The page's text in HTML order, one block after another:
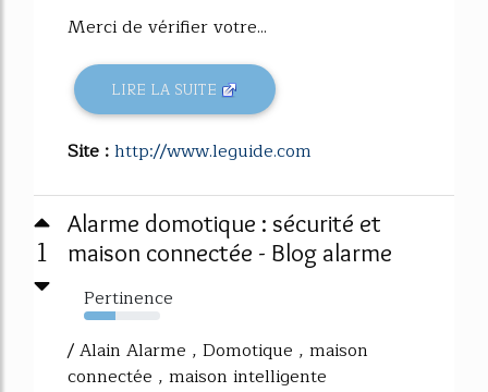
Merci de vérifier votre...
LIRE LA SUITE
Site :http://www.leguide.com
1
Alarme domotique : sécurité et
maison connectée - Blog alarme
Pertinence
42%
/ Alain Alarme , Domotique , maison
connectée , maison intelligente